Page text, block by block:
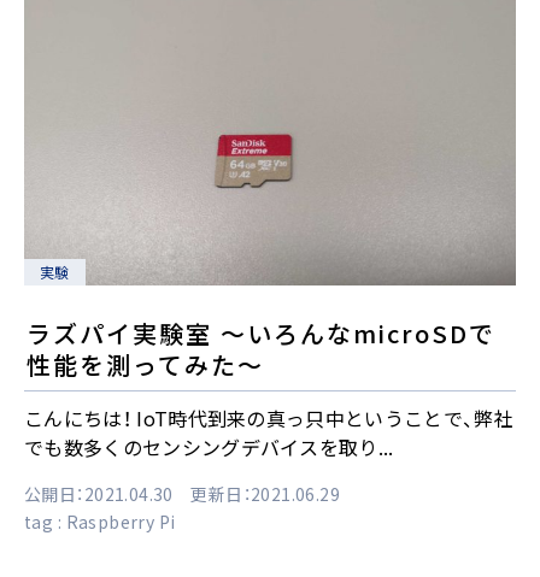
実験
ラズパイ実験室 〜いろんなmicroSDで
性能を測ってみた〜
こんにちは！ IoT時代到来の真っ只中ということで、弊社
でも数多くのセンシングデバイスを取り...
公開日：2021.04.30 更新日：2021.06.29
tag : Raspberry Pi